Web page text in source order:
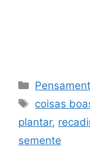
Categorias
Tags
coisas
plantar,
semente